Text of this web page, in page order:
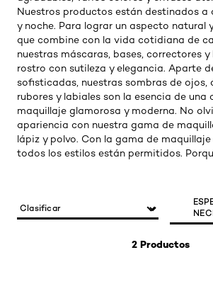
Nuestros productos están destinados a
y noche. Para lograr un aspecto natural
que combine con la vida cotidiana de
nuestras máscaras, bases, correctores y
rostro con sutileza y elegancia. Aparte
sofisticadas, nuestras sombras de ojos,
rubores y labiales son la esencia de una
maquillaje glamorosa y moderna. No
apariencia con nuestra gama de
lápiz y polvo. Con la gama de maquillaje
todos los estilos están permitidos.
2 Productos